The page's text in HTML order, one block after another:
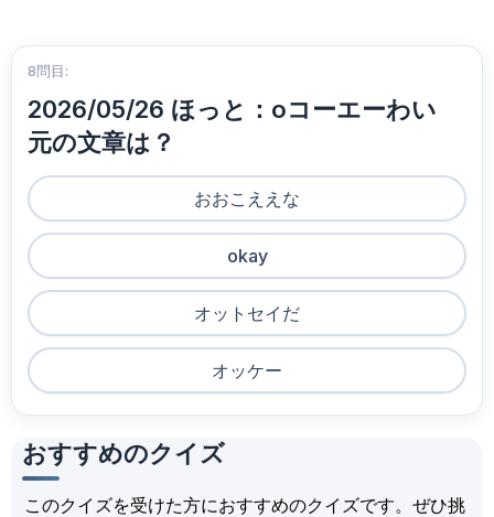
8問目:
2026/05/26 ほっと：oコーエーわい
元の文章は？
おおこええな
okay
オットセイだ
オッケー
おすすめのクイズ
このクイズを受けた方におすすめのクイズです。ぜひ挑